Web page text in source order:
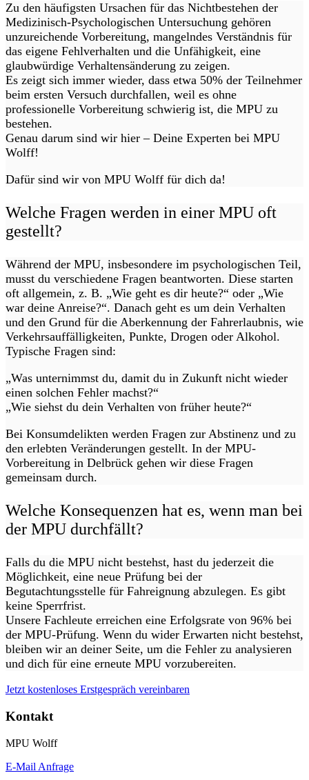
Zu den häufigsten Ursachen für das Nichtbestehen der
Medizinisch-Psychologischen Untersuchung gehören
unzureichende Vorbereitung, mangelndes Verständnis für
das eigene Fehlverhalten und die Unfähigkeit, eine
glaubwürdige Verhaltensänderung zu zeigen.
Es zeigt sich immer wieder, dass etwa 50% der Teilnehmer
beim ersten Versuch durchfallen, weil es ohne
professionelle Vorbereitung schwierig ist, die MPU zu
bestehen.
Genau darum sind wir hier – Deine Experten bei MPU
Wolff!
Dafür sind wir von MPU Wolff für dich da!
Welche Fragen werden in einer MPU oft
gestellt?
Während der MPU, insbesondere im psychologischen Teil,
musst du verschiedene Fragen beantworten. Diese starten
oft allgemein, z. B. „Wie geht es dir heute?“ oder „Wie
war deine Anreise?“. Danach geht es um dein Verhalten
und den Grund für die Aberkennung der Fahrerlaubnis, wie
Verkehrsauffälligkeiten, Punkte, Drogen oder Alkohol.
Typische Fragen sind:
„Was unternimmst du, damit du in Zukunft nicht wieder
einen solchen Fehler machst?“
„Wie siehst du dein Verhalten von früher heute?“
Bei Konsumdelikten werden Fragen zur Abstinenz und zu
den erlebten Veränderungen gestellt. In der MPU-
Vorbereitung in Delbrück gehen wir diese Fragen
gemeinsam durch.
Welche Konsequenzen hat es, wenn man bei
der MPU durchfällt?
Falls du die MPU nicht bestehst, hast du jederzeit die
Möglichkeit, eine neue Prüfung bei der
Begutachtungsstelle für Fahreignung abzulegen. Es gibt
keine Sperrfrist.
Unsere Fachleute erreichen eine Erfolgsrate von 96% bei
der MPU-Prüfung. Wenn du wider Erwarten nicht bestehst,
bleiben wir an deiner Seite, um die Fehler zu analysieren
und dich für eine erneute MPU vorzubereiten.
Jetzt kostenloses Erstgespräch vereinbaren
Kontakt
MPU Wolff
E-Mail Anfrage